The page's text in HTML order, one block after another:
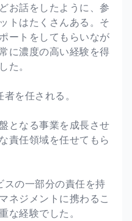
お話をしたように、参
トはたくさんある。そ
ートをしてもらいなが
に濃度の高い経験を得
た。
を任される。
となる事業を成長させ
責任領域を任せてもら
の一部分の責任を持
ネジメントに携わるこ
な経験でした。